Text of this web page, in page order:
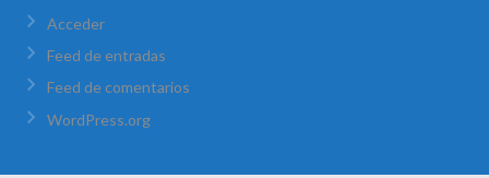
Acceder
Feed de entradas
Feed de comentarios
WordPress.org